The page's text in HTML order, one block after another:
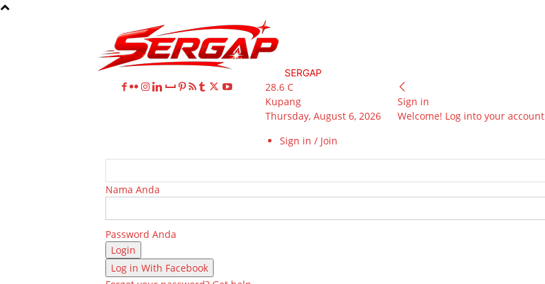
SERGAP
28.6 C
Kupang
Thursday, August 6, 2026
Sign in / Join
Sign in
Welcome! Log into your account
Nama Anda
Password Anda
Log in With Facebook